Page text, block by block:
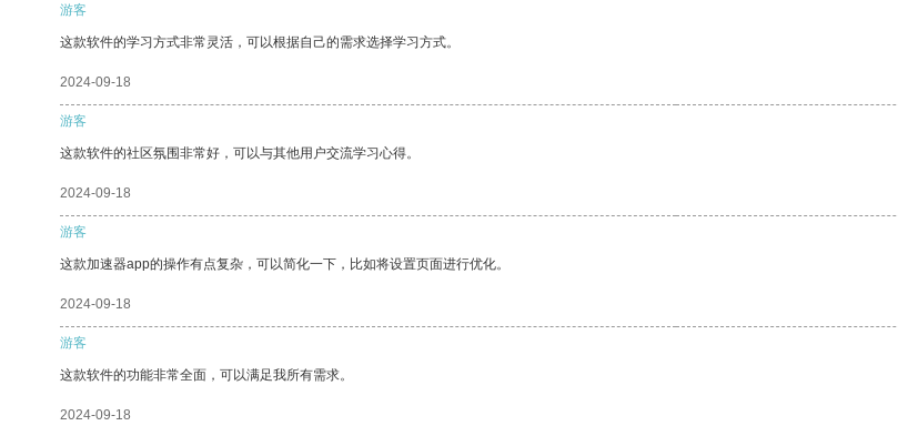
游客
这款软件的学习方式非常灵活，可以根据自己的需求选择学习方式。
2024-09-18
游客
这款软件的社区氛围非常好，可以与其他用户交流学习心得。
2024-09-18
游客
这款加速器app的操作有点复杂，可以简化一下，比如将设置页面进行优化。
2024-09-18
游客
这款软件的功能非常全面，可以满足我所有需求。
2024-09-18